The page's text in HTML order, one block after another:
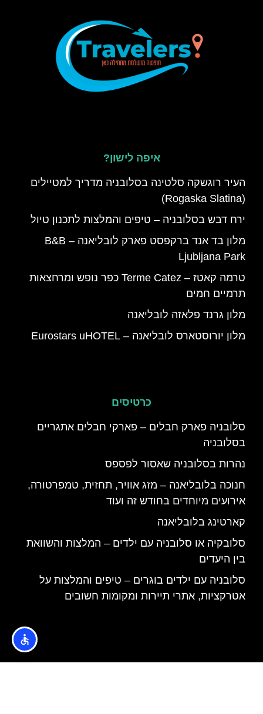
איפה לישון?
העיר רוגשקה סלטינה בסלובניה מדריך למטיילים
(Rogaska Slatina)
ירח דבש בסלובניה – טיפים והמלצות לתכנון טיול
מלון בד אנד ברקפסט פארק לובליאנה – B&B
Ljubljana Park
טרמה קאטז – Terme Catez כפר נופש ומרחצאות
תרמיים חמים
מלון גרנד פלאזה לובליאנה
מלון יורוסטארס לובליאנה – Eurostars uHOTEL
כרטיסים
סלובניה פארק חבלים – פארקי חבלים אתגריים
בסלובניה
נהרות בסלובניה שאסור לפספס
חנוכה בלובליאנה – מזג אוויר, תחזית, טמפרטורה,
אירועים מיוחדים בחודש זה ועוד
קארטינג בלובליאנה
סלובקיה או סלובניה עם ילדים – המלצות והשוואת
בין היעדים
סלובניה עם ילדים בוגרים – טיפים והמלצות על
אטרקציות, אתרי תיירות ומקומות חשובים